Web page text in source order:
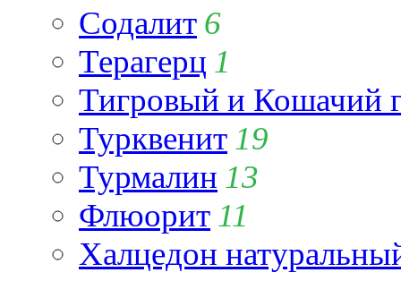
Содалит 6
Терагерц 1
Тигровый и Кошачий
Турквенит 19
Турмалин 13
Флюорит 11
Халцедон